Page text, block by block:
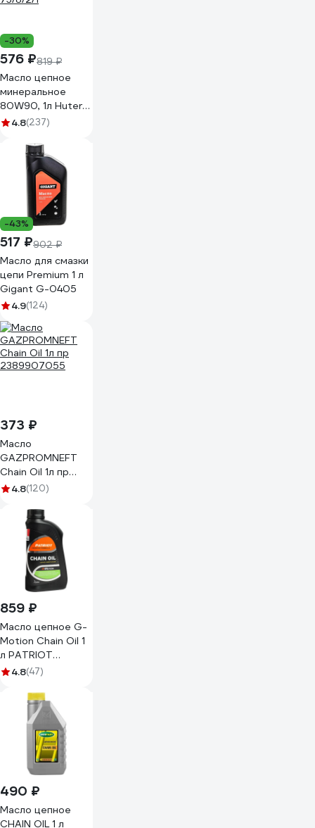
-30%
576 ₽819 ₽
Масло цепное
минеральное
80W90, 1л Huter
73/8/2/1
4.8(237)
-43%
517 ₽902 ₽
Масло для смазки
цепи Premium 1 л
Gigant G-0405
4.9(124)
373 ₽
Масло
GAZPROMNEFT
Chain Oil 1л пр
2389907055
4.8(120)
859 ₽
Масло цепное G-
Motion Chain Oil 1
л PATRIOT
850030700
4.8(47)
490 ₽
Масло цепное
CHAIN OIL 1 л